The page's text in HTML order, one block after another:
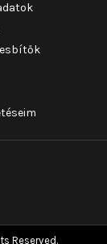
Reserved.